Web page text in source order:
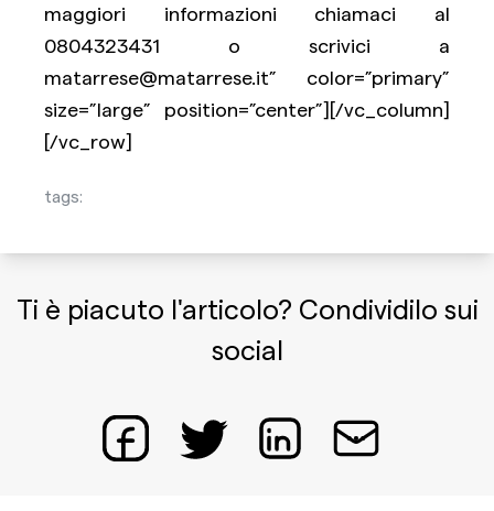
maggiori informazioni chiamaci al
0804323431 o scrivici a
matarrese@matarrese.it” color=”primary”
size=”large” position=”center”][/vc_column]
[/vc_row]
tags:
Ti è piacuto l'articolo? Condividilo sui
social